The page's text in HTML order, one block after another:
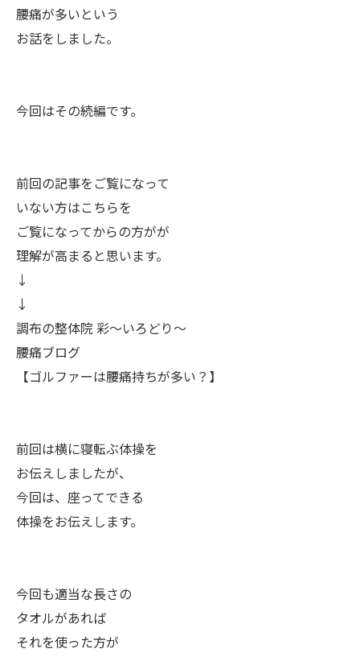
腰痛が多いという
お話をしました。
今回はその続編です。
前回の記事をご覧になって
​いない方はこちらを
ご覧になってからの方がが
理解が高まると思います。
↓
↓
調布の整体院 彩～いろどり～
腰痛ブログ
【ゴルファーは腰痛持ちが多い？】
前回は横に寝転ぶ体操を
お伝えしましたが、
今回は、座ってできる
体操をお伝えします。
今回も適当な長さの
タオルがあれば
それを使った方が